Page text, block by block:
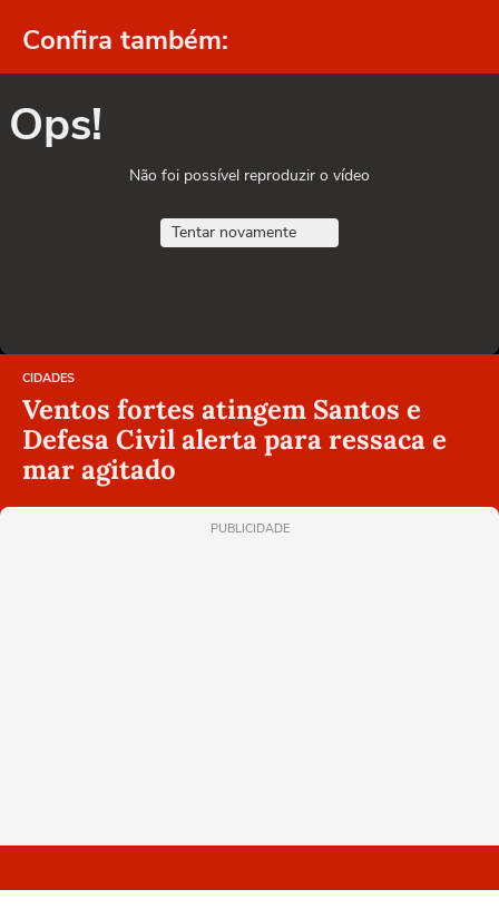
Confira também:
Ops!
Não foi possível reproduzir o vídeo
Tentar novamente
CIDADES
Ventos fortes atingem Santos e
Defesa Civil alerta para ressaca e
mar agitado
PUBLICIDADE